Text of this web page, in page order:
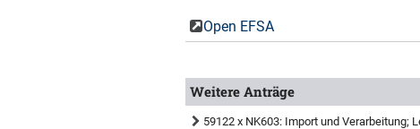
Open EFSA
Weitere Anträge
59122 x NK603: Import und Verarbeitung;